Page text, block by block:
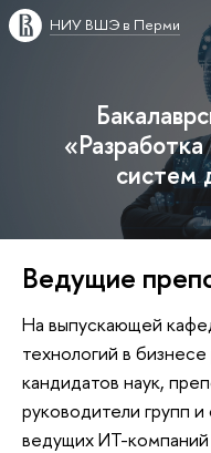
НИУ ВШЭ в Перми
систем
Ведущие
На выпускающей
технологий в
кандидатов наук,
руководители групп
ведущих ИТ-